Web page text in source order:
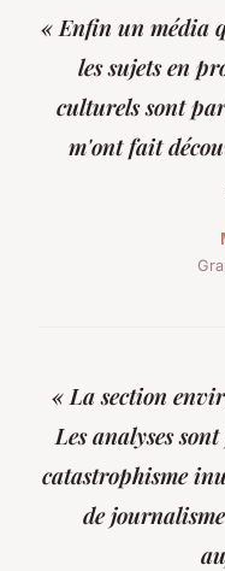
« Enfin un média
les sujets en
culturels sont
m'ont fait
« La section
Les analyses
catastrophisme
de